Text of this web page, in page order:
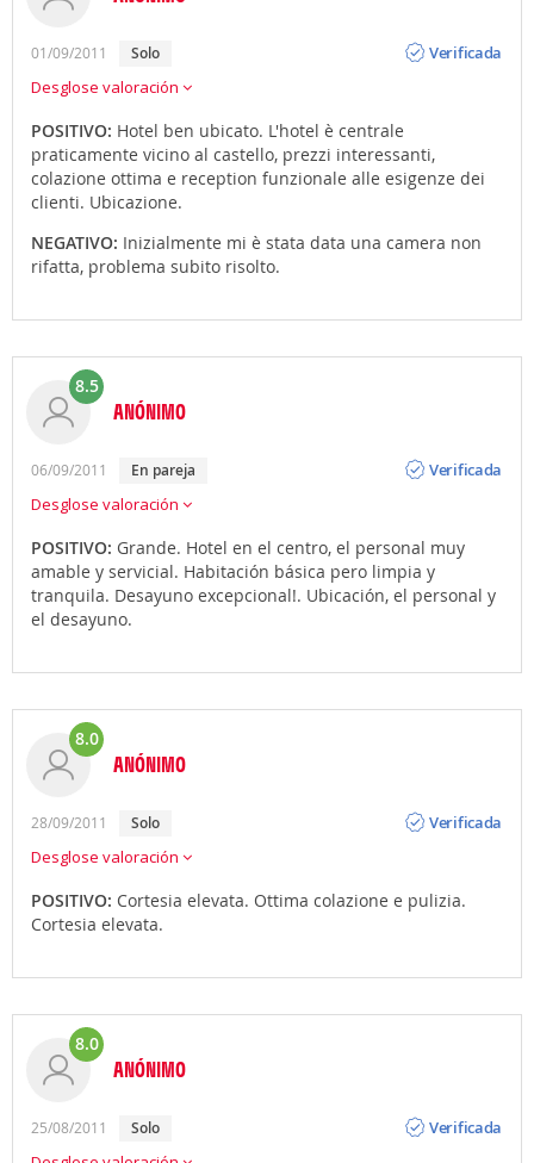
01/09/2011 solo
Verificada
Desglose valoración
POSITIVO: Hotel ben ubicato. L'hotel è centrale
praticamente vicino al castello, prezzi interessanti,
colazione ottima e reception funzionale alle esigenze dei
clienti. Ubicazione.
NEGATIVO: Inizialmente mi è stata data una camera non
rifatta, problema subito risolto.
8.5
ANÓNIMO
06/09/2011 en pareja
Verificada
Desglose valoración
POSITIVO: Grande. Hotel en el centro, el personal muy
amable y servicial. Habitación básica pero limpia y
tranquila. Desayuno excepcional!. Ubicación, el personal y
el desayuno.
8.0
ANÓNIMO
28/09/2011 solo
Verificada
Desglose valoración
POSITIVO: Cortesia elevata. Ottima colazione e pulizia.
Cortesia elevata.
8.0
ANÓNIMO
25/08/2011 solo
Verificada